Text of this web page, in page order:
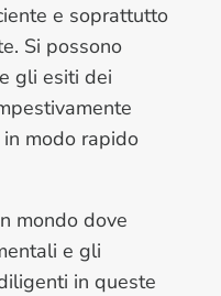
e soprattutto
Si possono
gli esiti dei
modo rapido
mondo dove
e gli
in queste